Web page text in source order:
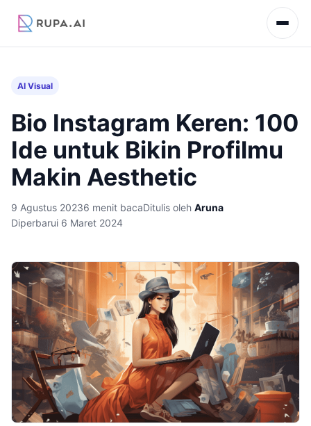
AI Visual
Bio Instagram Keren: 100
Ide untuk Bikin Profilmu
Makin Aesthetic
9 Agustus 20236 menit bacaDitulis oleh Aruna
Diperbarui 6 Maret 2024